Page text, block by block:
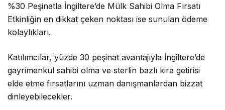
%30 Peşinatla İngiltere’de Mülk Sahibi Olma Fırsatı
Etkinliğin en dikkat çeken noktası ise sunulan ödeme
kolaylıkları.
Katılımcılar, yüzde 30 peşinat avantajıyla İngiltere’de
gayrimenkul sahibi olma ve sterlin bazlı kira getirisi
elde etme fırsatlarını uzman danışmanlardan bizzat
dinleyebilecekler.